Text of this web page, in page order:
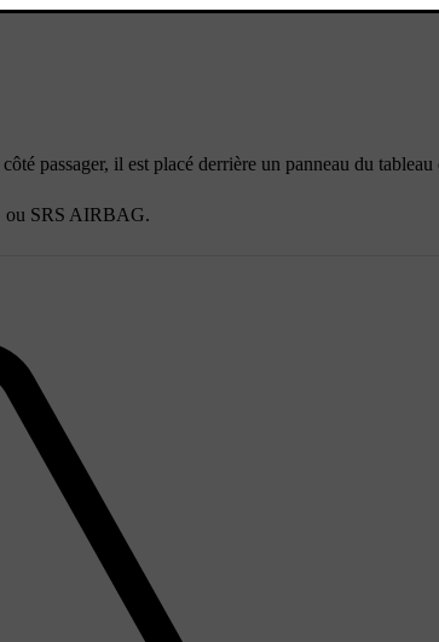
passager, il est placé derrière un panneau du tableau
ou SRS AIRBAG.